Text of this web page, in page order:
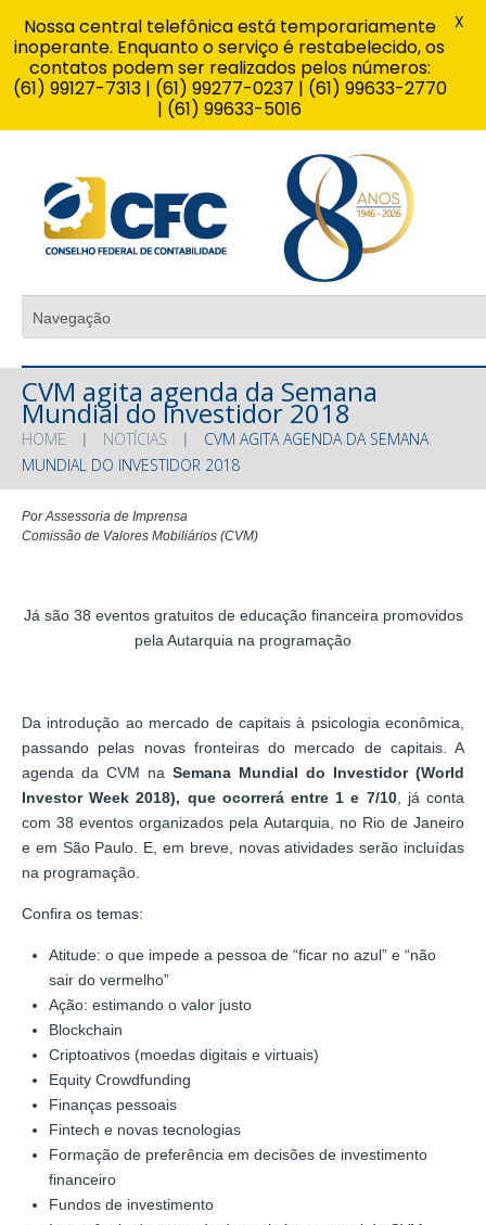
CVM agita agenda da Semana
Mundial do Investidor 2018
HOME NOTÍCIAS
CVM AGITA AGENDA DA SEMANA
MUNDIAL DO INVESTIDOR 2018
Por Assessoria de Imprensa
Comissão de Valores Mobiliários (CVM)
Já são 38 eventos gratuitos de educação financeira promovidos
pela Autarquia na programação
Da introdução ao mercado de capitais à psicologia econômica,
passando pelas novas fronteiras do mercado de capitais. A
agenda da CVM na Semana Mundial do Investidor (World
Investor Week 2018), que ocorrerá entre 1 e 7/10, já conta
com 38 eventos organizados pela Autarquia, no Rio de Janeiro
e em São Paulo. E, em breve, novas atividades serão incluídas
na programação.
Confira os temas:
Atitude: o que impede a pessoa de “ficar no azul” e “não
sair do vermelho”
Ação: estimando o valor justo
Blockchain
Criptoativos (moedas digitais e virtuais)
Equity Crowdfunding
Finanças pessoais
Fintech e novas tecnologias
Formação de preferência em decisões de investimento
financeiro
Fundos de investimento
Nossa central telefônica está temporariamente
inoperante. Enquanto o serviço é restabelecido, os
contatos podem ser realizados pelos números:
(61) 99127-7313 | (61) 99277-0237 | (61) 99633-2770
| (61) 99633-5016
X